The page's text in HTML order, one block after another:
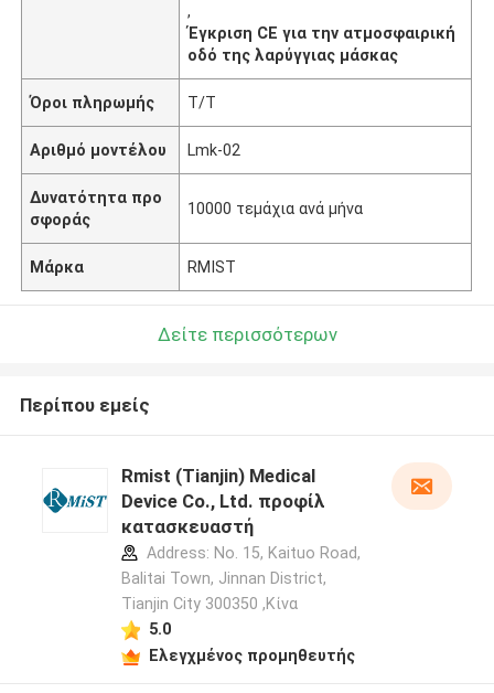
,
Έγκριση CE για την ατμοσφαιρική
οδό της λαρύγγιας μάσκας
Όροι πληρωμής Τ/Τ
Αριθμό μοντέλου Lmk-02
Δυνατότητα προ
σφοράς
10000 τεμάχια ανά μήνα
Μάρκα RMIST
Δείτε περισσότερων
Περίπου εμείς
Rmist (Tianjin) Medical
Device Co., Ltd. προφίλ
κατασκευαστή
Address: No. 15, Kaituo Road,
Balitai Town, Jinnan District,
Tianjin City 300350 ,Κίνα
5.0
Ελεγχμένος προμηθευτής